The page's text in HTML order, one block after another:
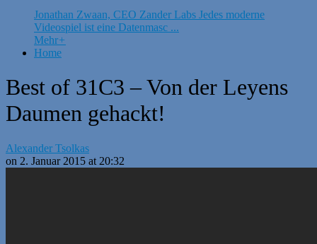
Jonathan Zwaan, CEO Zander Labs Jedes moderne
Videospiel ist eine Datenmasc ...
Mehr+
Home
Best of 31C3 – Von der Leyens
Daumen gehackt!
Alexander Tsolkas
on 2. Januar 2015 at 20:32